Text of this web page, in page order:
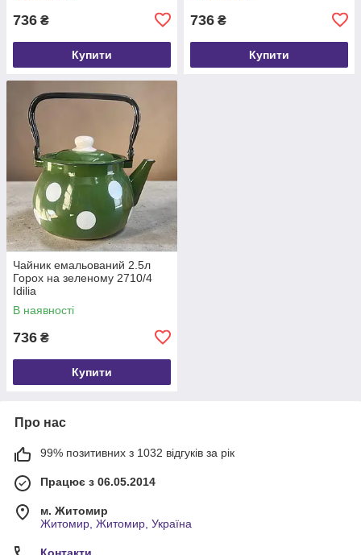
736 ₴
Купити
736 ₴
Купити
Чайник емальований 2.5л
Горох на зеленому 2710/4
Idilia
В наявності
736 ₴
Купити
Про нас
99% позитивних з 1032 відгуків за рік
Працює з 06.05.2014
м. Житомир
Житомир, Житомир, Україна